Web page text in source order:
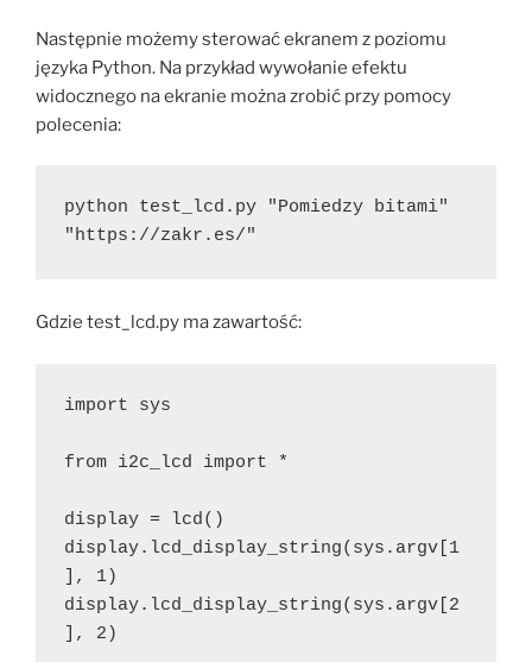
Następnie możemy sterować ekranem z poziomu
języka Python. Na przykład wywołanie efektu
widocznego na ekranie można zrobić przy pomocy
polecenia:
python test_lcd.py "Pomiedzy bitami"
"https://zakr.es/"
Gdzie test_lcd.py ma zawartość:
import sys
from i2c_lcd import *
display = lcd()
display.lcd_display_string(sys.argv[1
], 1)
display.lcd_display_string(sys.argv[2
], 2)